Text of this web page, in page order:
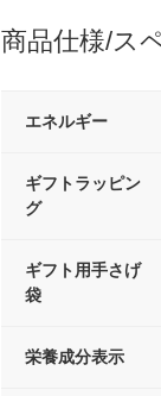
商品仕様/ス
エネルギー
ギフトラッピン
グ
ギフト用手さげ
袋
栄養成分表示